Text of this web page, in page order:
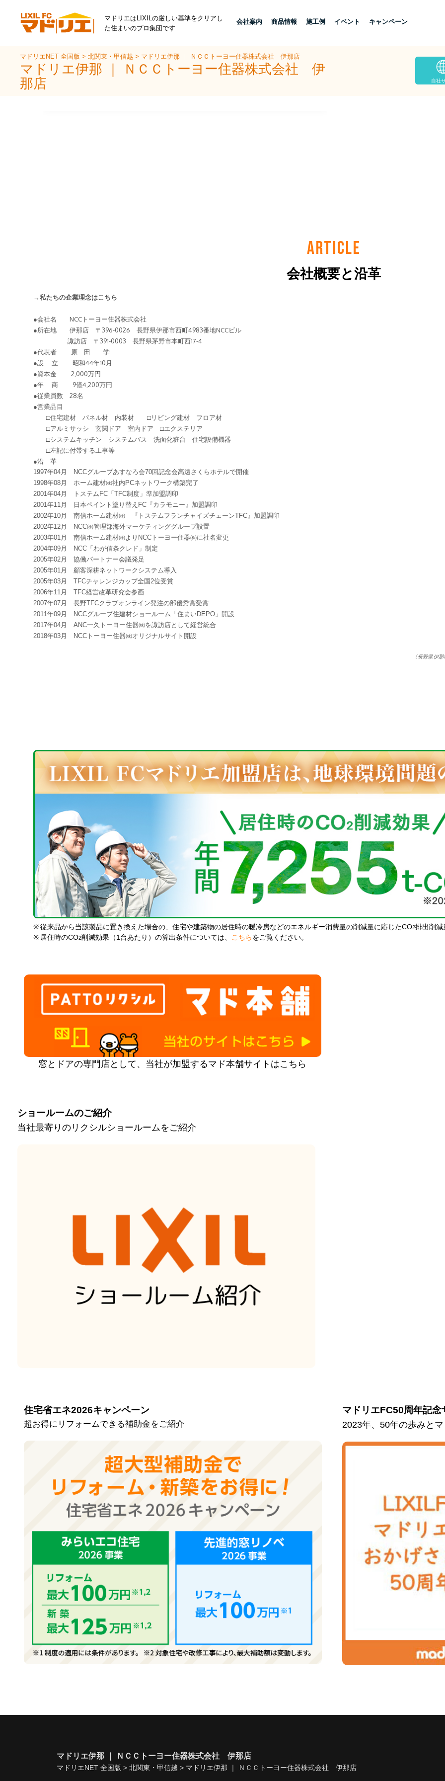
マドリエはLIXILの厳しい基準をクリアし
た住まいのプロ集団です
会社案内 商品情報 施工例 イベント キャンペーン
マドリエNET 全国版>北関東・甲信越> マドリエ伊那 ｜ ＮＣＣトーヨー住器株式会社 伊那店
マドリエ伊那 ｜ ＮＣＣトーヨー住器株式会社 伊
那店
自社
ARTICLE
会社概要と沿革
※ 従来品から当該製品に置き換えた場合の、住宅や建築物の居住時の暖冷房などのエネルギー消費量の削減量に応じたCO2排出削減
※ 居住時のCO2削減効果（1台あたり）の算出条件については、 こちら をご覧ください。
窓とドアの専門店として、当社が加盟するマド本舗サイトはこちら
ショールームのご紹介
当社最寄りのリクシルショールームをご紹介
住宅省エネ2026キャンペーン
超お得にリフォームできる補助金をご紹介
マドリエFC50周年記念
2023年、50年の歩みと
マドリエ伊那 ｜ ＮＣＣトーヨー住器株式会社 伊那店
マドリエNET 全国版 >北関東・甲信越 > マドリエ伊那 ｜ ＮＣＣトーヨー住器株式会社 伊那店